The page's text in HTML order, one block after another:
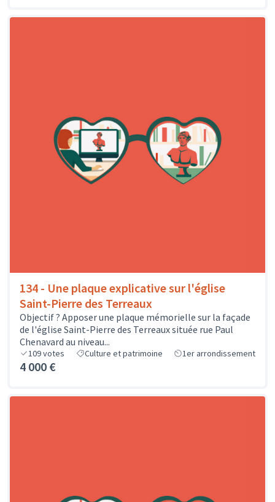
134 - Une plaque explicative sur l'église
Saint-Pierre des Terreaux
Objectif ? Apposer une plaque mémorielle sur la façade
de l'église Saint-Pierre des Terreaux située rue Paul
Chenavard au niveau...
109votes Culture et patrimoine 1er arrondissement
4 000 €